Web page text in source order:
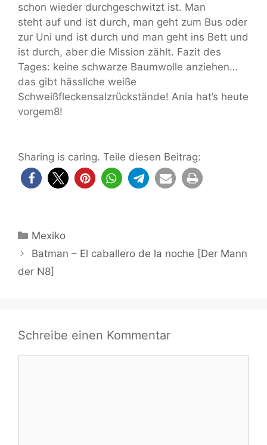
schon wieder durchgeschwitzt ist. Man
steht auf und ist durch, man geht zum Bus oder
zur Uni und ist durch und man geht ins Bett und
ist durch, aber die Mission zählt. Fazit des
Tages: keine schwarze Baumwolle anziehen…
das gibt hässliche weiße
Schweißfleckensalzrückstände! Ania hat’s heute
vorgem8!
Sharing is caring. Teile diesen Beitrag:
Kategorien
Mexiko
Batman – El caballero de la noche [Der Mann
der N8]
Schreibe einen Kommentar